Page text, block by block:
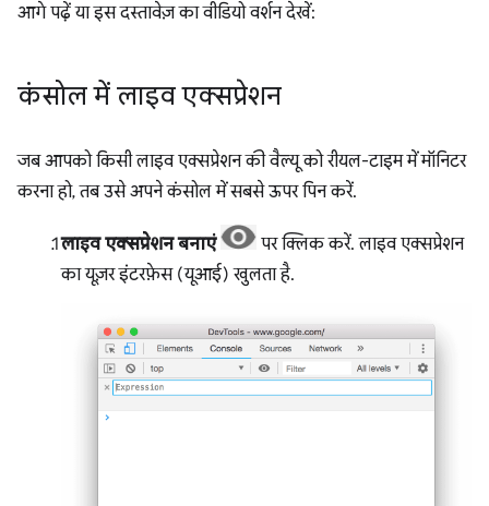
आगे पढ़ें या इस दस्तावेज़ का वीडियो वर्शन देखें:
कंसोल में लाइव एक्सप्रेशन
जब आपको किसी लाइव एक्सप्रेशन की वैल्यू को रीयल-टाइम में मॉनिटर
करना हो, तब उसे अपने कंसोल में सबसे ऊपर पिन करें.
लाइव एक्सप्रेशन बनाएं
पर क्लिक करें. लाइव एक्सप्रेशन
का यूज़र इंटरफ़ेस (यूआई) खुलता है.